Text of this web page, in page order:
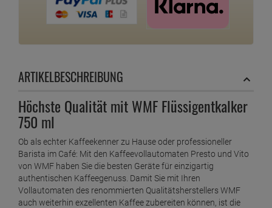
ARTIKELBESCHREIBUNG
Höchste Qualität mit WMF Flüssigentkalker
750 ml
Ob als echter Kaffeekenner zu Hause oder professioneller
Barista im Café: Mit den Kaffeevollautomaten Presto und Vito
von WMF haben Sie die besten Geräte für einzigartig
authentischen Kaffeegenuss. Damit Sie mit Ihren
Vollautomaten des renommierten Qualitätsherstellers WMF
auch weiterhin exzellenten Kaffee zubereiten können, ist die